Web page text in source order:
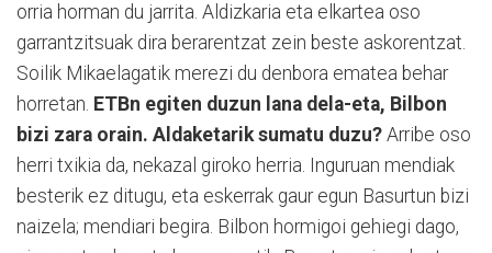
orria horman du jarrita. Aldizkaria eta elkartea oso
garrantzitsuak dira berarentzat zein beste askorentzat.
Soilik Mikaelagatik merezi du denbora ematea behar
horretan. ETBn egiten duzun lana dela-eta, Bilbon
bizi zara orain. Aldaketarik sumatu duzu? Arribe oso
herri txikia da, nekazal giroko herria. Inguruan mendiak
besterik ez ditugu, eta eskerrak gaur egun Basurtun bizi
naizela; mendiari begira. Bilbon hormigoi gehiegi dago,